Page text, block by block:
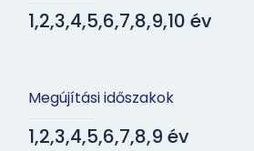
1,2,3,4,5,6,7,8,9,10 év
Megújítási időszakok
1,2,3,4,5,6,7,8,9 év